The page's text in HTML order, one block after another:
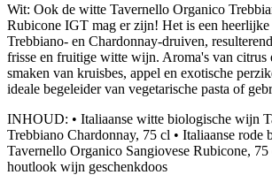
Wit: Ook de witte Tavernello Organico
Rubicone IGT mag er zijn! Het is een heerlijke
Trebbiano- en Chardonnay-druiven,
frisse en fruitige witte wijn. Aroma's van citrus
smaken van kruisbes, appel en exotische
ideale begeleider van vegetarische pasta of
INHOUD: • Italiaanse witte biologische wijn
Trebbiano Chardonnay, 75 cl • Italiaanse rode
Tavernello Organico Sangiovese Rubicone, 75
houtlook wijn geschenkdoos